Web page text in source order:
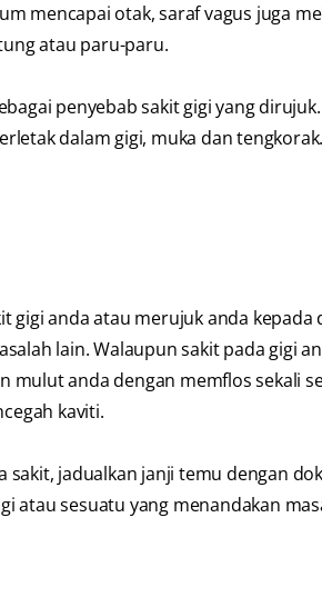
mencapai otak, saraf vagus juga
atau paru-paru.
penyebab sakit gigi yang
dalam gigi, muka dan
gigi anda atau merujuk anda
lain. Walaupun sakit pada gigi
mulut anda dengan memflos sekali
kaviti.
sakit, jadualkan janji temu dengan
atau sesuatu yang menandakan